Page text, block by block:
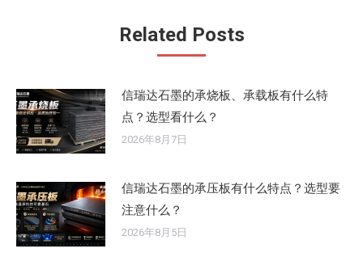
章：
Related Posts
信瑞达石墨的承烧板、承载板有什么特
点？选型看什么？
2026年8月7日
信瑞达石墨的承压板有什么特点？选型要
注意什么？
2026年8月5日